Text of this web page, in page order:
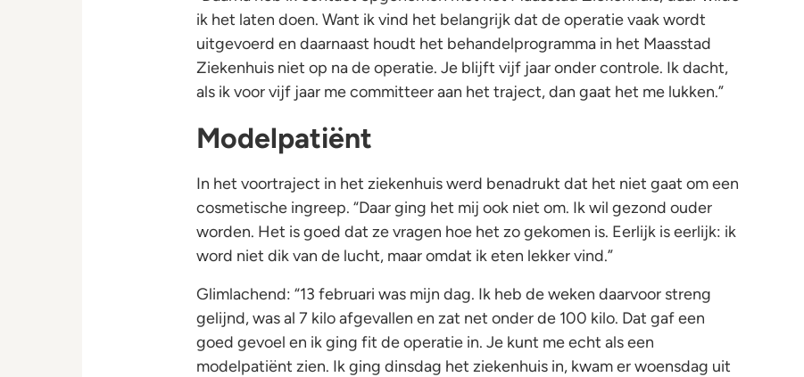
ik het laten doen. Want ik vind het belangrijk dat de operatie vaak wordt
uitgevoerd en daarnaast houdt het behandelprogramma in het Maasstad
Ziekenhuis niet op na de operatie. Je blijft vijf jaar onder controle. Ik dacht,
als ik voor vijf jaar me committeer aan het traject, dan gaat het me lukken.”
Modelpatiënt
In het voortraject in het ziekenhuis werd benadrukt dat het niet gaat om een
cosmetische ingreep. “Daar ging het mij ook niet om. Ik wil gezond ouder
worden. Het is goed dat ze vragen hoe het zo gekomen is. Eerlijk is eerlijk: ik
word niet dik van de lucht, maar omdat ik eten lekker vind.”
Glimlachend: “13 februari was mijn dag. Ik heb de weken daarvoor streng
gelijnd, was al 7 kilo afgevallen en zat net onder de 100 kilo. Dat gaf een
goed gevoel en ik ging fit de operatie in. Je kunt me echt als een
modelpatiënt zien. Ik ging dinsdag het ziekenhuis in, kwam er woensdag uit